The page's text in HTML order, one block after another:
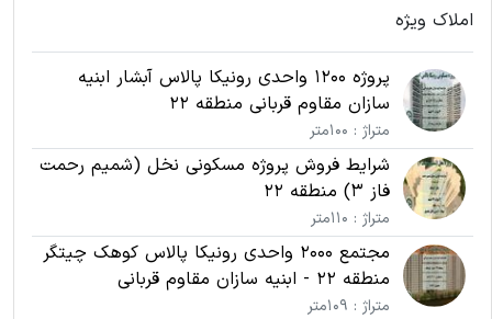
املاک ویژه
پروژه 1200 واحدی رونیکا پالاس آبشار ابنیه
سازان مقاوم قربانی منطقه 22
متراژ : 100متر
شرایط فروش پروژه مسکونی نخل (شمیم رحمت
فاز 3) منطقه 22
متراژ : 110متر
مجتمع 2000 واحدی رونیکا پالاس کوهک چیتگر
منطقه 22 - ابنیه سازان مقاوم قربانی
متراژ : 109متر